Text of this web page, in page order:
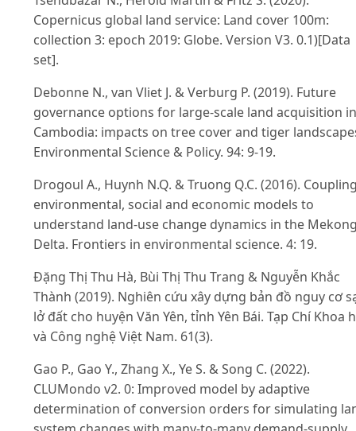
Copernicus global land service: Land cover 100m:
collection 3: epoch 2019: Globe. Version V3. 0.1)[Data
set].
Debonne N., van Vliet J. & Verburg P. (2019). Future
governance options for large-scale land acquisition in
Cambodia: impacts on tree cover and tiger
Environmental Science & Policy. 94: 9-19.
Drogoul A., Huynh N.Q. & Truong Q.C. (2016).
environmental, social and economic models to
understand land-use change dynamics in the
Delta. Frontiers in environmental science. 4: 19.
Đặng Thị Thu Hà, Bùi Thị Thu Trang & Nguyễn Khắc
Thành (2019). Nghiên cứu xây dựng bản đồ nguy cơ
lở đất cho huyện Văn Yên, tỉnh Yên Bái. Tạp Chí Khoa
và Công nghệ Việt Nam. 61(3).
Gao P., Gao Y., Zhang X., Ye S. & Song C. (2022).
CLUMondo v2. 0: Improved model by adaptive
determination of conversion orders for simulating